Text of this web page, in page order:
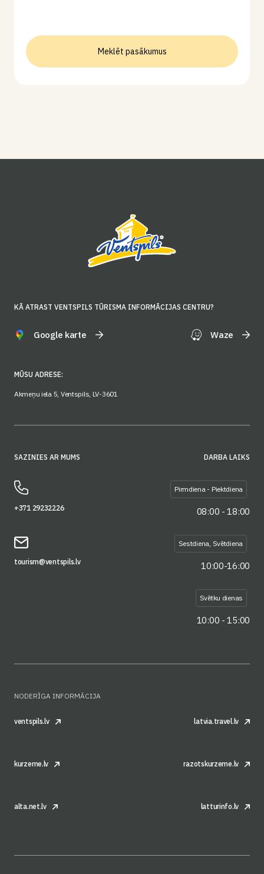
Meklēt pasākumus
KĀ ATRAST VENTSPILS TŪRISMA INFORMĀCIJAS CENTRU?
Google karte Waze
MŪSU ADRESE:
Akmeņu iela 5, Ventspils, LV-3601
SAZINIES AR MUMS
+371 29232226
tourism@ventspils.lv
DARBA LAIKS
Pirmdiena - Piektdiena
08:00 - 18:00
Sestdiena, Svētdiena
10:00-16:00
Svētku dienas
10:00 - 15:00
NODERĪGA INFORMĀCIJA
ventspils.lv latvia.travel.lv
kurzeme.lv razotskurzeme.lv
alta.net.lv latturinfo.lv